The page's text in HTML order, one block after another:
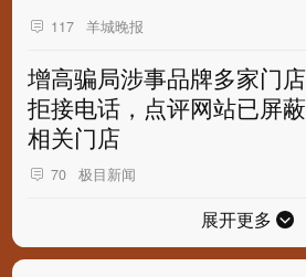
117 羊城晚报
增高骗局涉事品牌多家门店
拒接电话，点评网站已屏蔽
相关门店
70 极目新闻
展开更多